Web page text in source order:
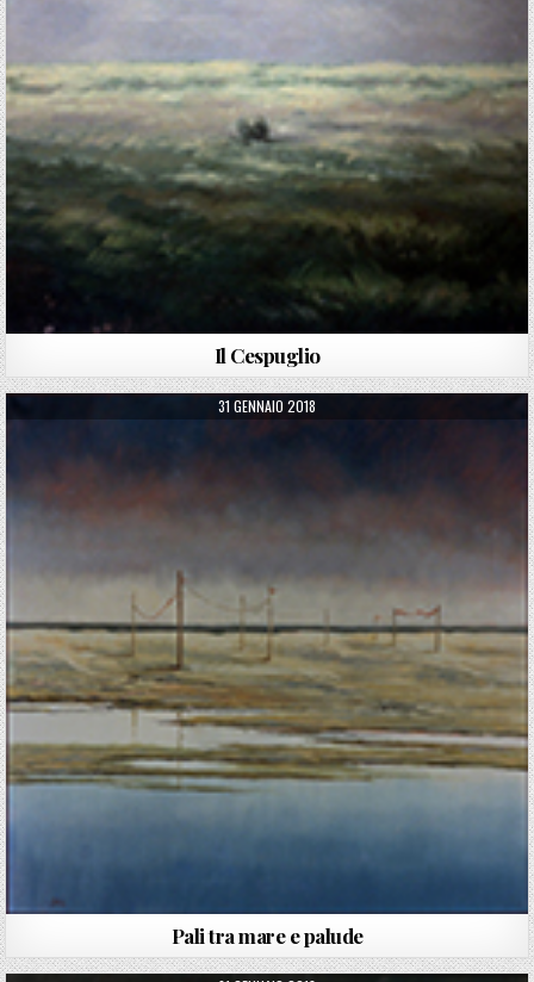
Il Cespuglio
PUBLISHED DATE:
31 GENNAIO 2018
Pali tra mare e palude